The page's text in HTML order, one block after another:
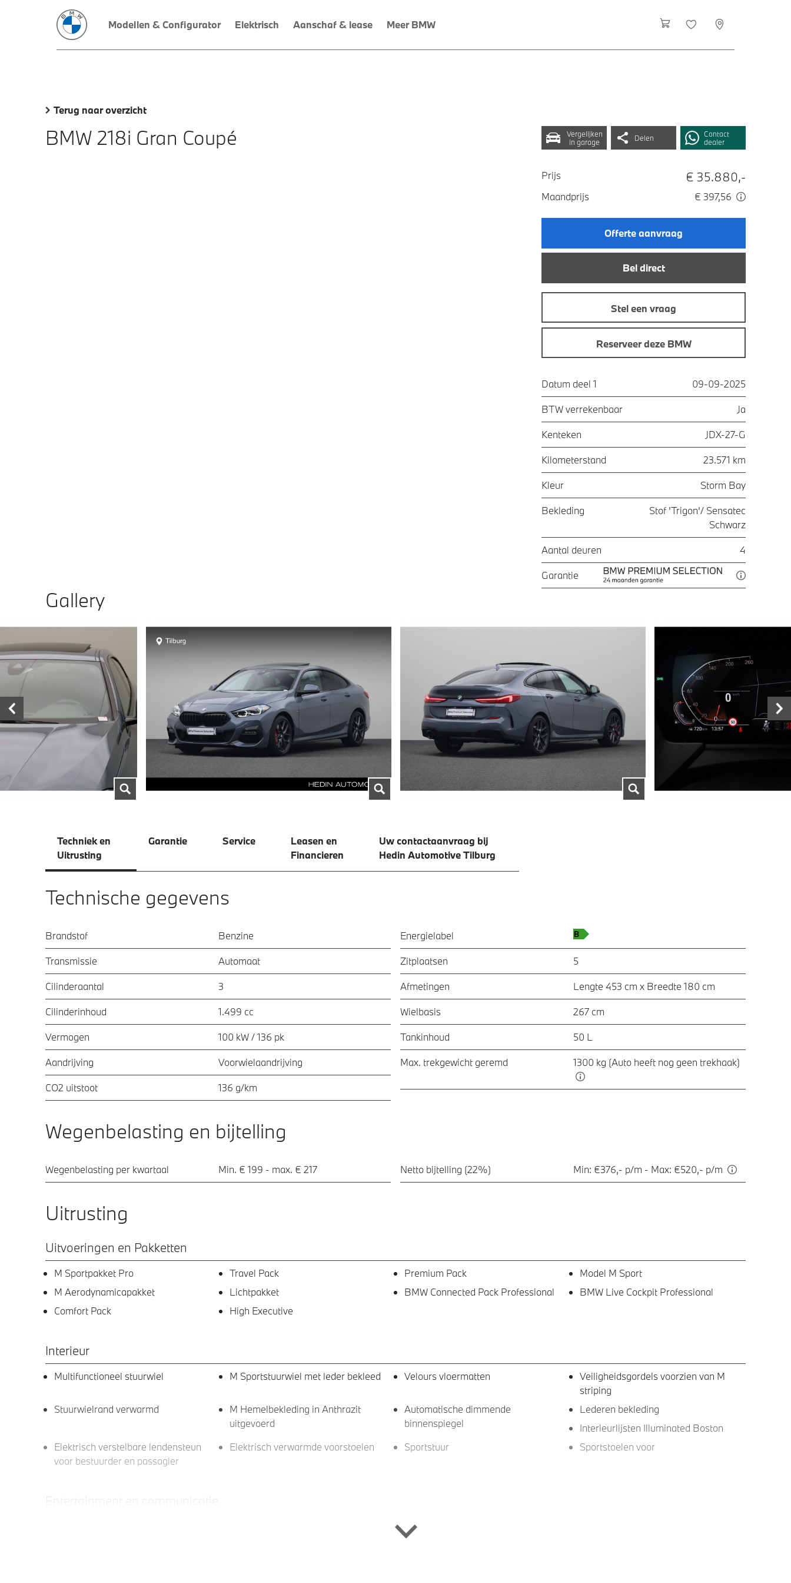
Modellen & Configurator Elektrisch Aanschaf & lease Meer BMW
Terug naar overzicht
BMW 218i Gran Coupé
Vergelijken
in garage
Delen
Contact
dealer
Prijs € 35.880,-
Maandprijs € 397,56
Offerte aanvraag
Bel direct
Stel een vraag
Reserveer deze BMW
Datum deel 1 09-09-2025
BTW verrekenbaar Ja
Kenteken JDX-27-G
Kilometerstand 23.571 km
Kleur Storm Bay
Bekleding
Stof 'Trigon'/ Sensatec
Schwarz
Aantal deuren 4
Garantie
Gallery
Techniek en
Uitrusting
Garantie Service
Leasen en
Financieren
Uw contactaanvraag bij
Hedin Automotive Tilburg
Technische gegevens
Brandstof Benzine
Transmissie Automaat
Cilinderaantal 3
Cilinderinhoud 1.499 cc
Vermogen 100 kW / 136 pk
Aandrijving Voorwielaandrijving
CO2 uitstoot 136 g/km
Energielabel
Zitplaatsen 5
Afmetingen Lengte 453 cm x Breedte 180 cm
Wielbasis 267 cm
Tankinhoud 50 L
Max. trekgewicht geremd 1300 kg (Auto heeft nog geen trekhaak)
Wegenbelasting en bijtelling
Wegenbelasting per kwartaal Min. € 199 - max. € 217 Netto bijtelling (22%) Min: €376,- p/m - Max: €520,- p/m
Uitrusting
Uitvoeringen en Pakketten
M Sportpakket Pro Travel Pack Premium Pack
Model M Sport
M Aerodynamicapakket
Lichtpakket BMW Connected Pack Professional
BMW Live Cockpit Professional
Comfort Pack
High Executive
Interieur
Multifunctioneel stuurwiel M Sportstuurwiel met leder bekleed Velours vloermatten
Veiligheidsgordels voorzien van M
striping
Stuurwielrand verwarmd
M Hemelbekleding in Anthrazit
uitgevoerd
Automatische dimmende
binnenspiegel
Lederen bekleding
Interieurlijsten Illuminated Boston
Elektrisch verstelbare lendensteun
voor bestuurder en passagier
Elektrisch verwarmde voorstoelen Sportstuur Sportstoelen voor
Entertainment en communicatie
Comfort telefoonvoorbereiding met
draadloze oplaadmogelijkheid